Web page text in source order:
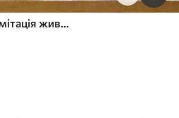
Будинок на березі моря імітація живопису